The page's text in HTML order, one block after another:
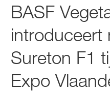
BASF
introduceert
Sureton F1
Expo